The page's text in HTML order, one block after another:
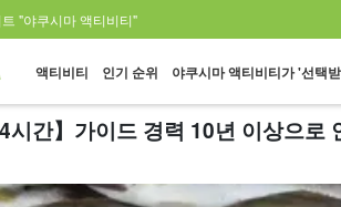
"야쿠시마 액티비티"
액티비티 인기 순위 야쿠시마 액티비티가 '선택
시간】가이드 경력 10년 이상으